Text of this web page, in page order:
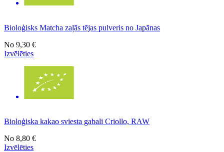
Bioloģisks Matcha zaļās tējas pulveris no Japānas
No 9,30 €
Izvēlēties
Bioloģiska kakao sviesta gabali Criollo, RAW
No 8,80 €
Izvēlēties